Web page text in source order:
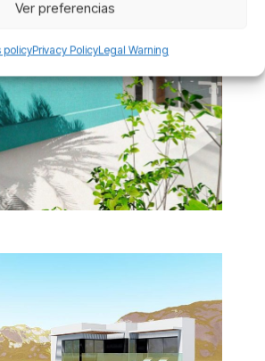
Ver preferencias
policyPrivacy PolicyLegal Warning